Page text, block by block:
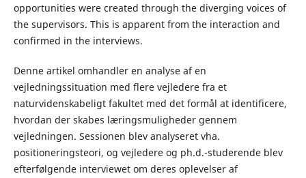
opportunities were created through the diverging voices of
the supervisors. This is apparent from the interaction and
confirmed in the interviews.
Denne artikel omhandler en analyse af en
vejledningssituation med flere vejledere fra et
naturvidenskabeligt fakultet med det formål at identificere,
hvordan der skabes læringsmuligheder gennem
vejledningen. Sessionen blev analyseret vha.
positioneringsteori, og vejledere og ph.d.-studerende blev
efterfølgende interviewet om deres oplevelser af